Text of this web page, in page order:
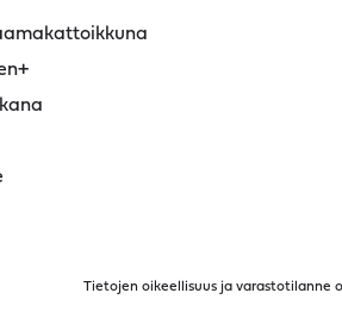
Tietojen oikeellisuus ja